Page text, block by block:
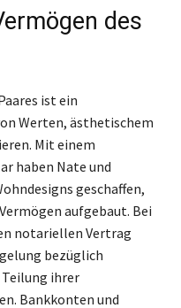
des
ist ein
Werten, ästhetischem
Mit einem
haben Nate und
geschaffen,
aufgebaut. Bei
notariellen Vertrag
bezüglich
ihrer
Bankkonten und